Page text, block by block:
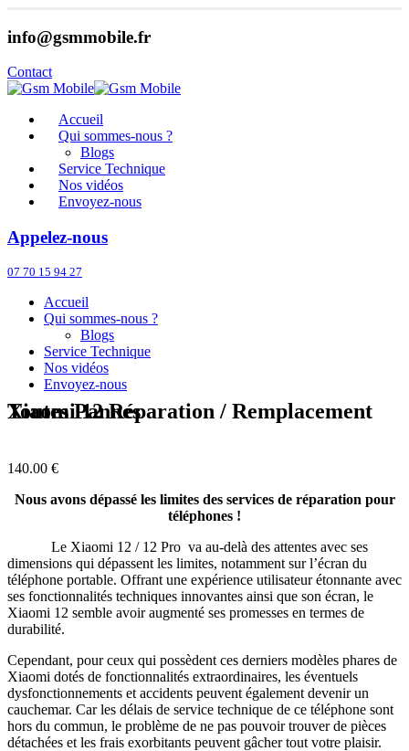
info@gsmmobile.fr
Contact
Accueil
Qui sommes-nous ?
Blogs
Service Technique
Nos vidéos
Envoyez-nous
Appelez-nous
07 70 15 94 27
Accueil
Qui sommes-nous ?
Blogs
Service Technique
Nos vidéos
Envoyez-nous
Xiaomi 12 Réparation / Remplacement Toutes Pannes
140.00 €
Nous avons dépassé les limites des services de réparation pour
téléphones !
Le Xiaomi 12 / 12 Pro va au-delà des attentes avec ses
dimensions qui dépassent les limites, notamment sur l’écran du
téléphone portable. Offrant une expérience utilisateur étonnante avec
ses fonctionnalités techniques innovantes ainsi que son écran, le
Xiaomi 12 semble avoir augmenté ses promesses en termes de
durabilité.
Cependant, pour ceux qui possèdent ces derniers modèles phares de
Xiaomi dotés de fonctionnalités extraordinaires, les éventuels
dysfonctionnements et accidents peuvent également devenir un
cauchemar. Car les délais de service technique de ce téléphone sont
hors du commun, le problème de ne pas pouvoir trouver de pièces
détachées et les frais exorbitants peuvent gâcher tout votre plaisir.